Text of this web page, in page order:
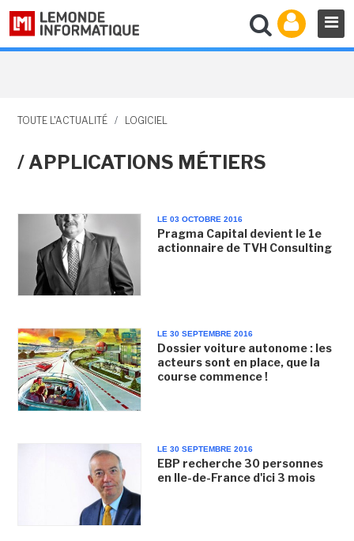
TOUTE L'ACTUALITÉ / LOGICIEL
/ APPLICATIONS MÉTIERS
LE 03 OCTOBRE 2016
Pragma Capital devient le 1e
actionnaire de TVH Consulting
LE 30 SEPTEMBRE 2016
Dossier voiture autonome : les
acteurs sont en place, que la
course commence !
LE 30 SEPTEMBRE 2016
EBP recherche 30 personnes
en Ile-de-France d'ici 3 mois